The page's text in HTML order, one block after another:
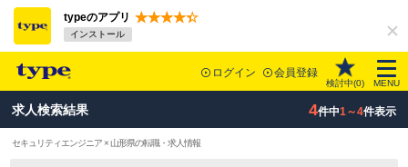
typeのアプリ
インストール
ログイン 会員登録
検討中(0) MENU
求人検索結果 4件中1～4件表示
セキュリティエンジニア × 山形県の転職・求人情報